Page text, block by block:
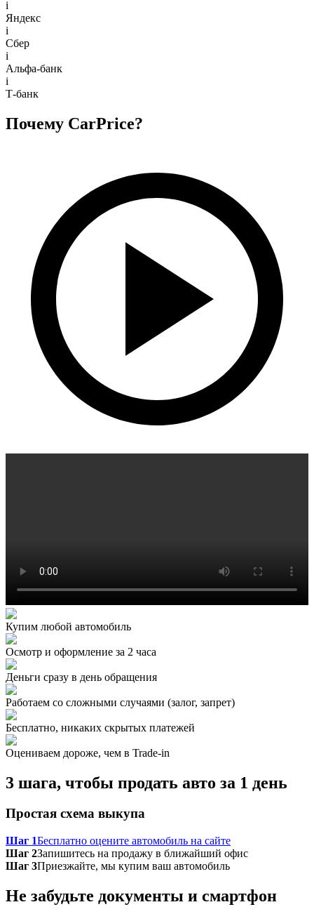
i
Яндекс
i
Сбер
i
Альфа-банк
i
Т-банк
Почему CarPrice?
Купим любой автомобиль
Осмотр и оформление за 2 часа
Деньги сразу в день обращения
Работаем со сложными случаями (залог, запрет)
Бесплатно, никаких скрытых платежей
Оцениваем дороже, чем в Trade‑in
3 шага, чтобы продать авто за 1 день
Простая схема выкупа
Шаг 1Бесплатно оцените автомобиль на сайте
Шаг 2Запишитесь на продажу в ближайший офис
Шаг 3Приезжайте, мы купим ваш автомобиль
Не забудьте документы и смартфон